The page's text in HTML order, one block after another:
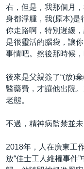
右，但是，我那個月
身都浮腫，我(原本)是
你走路啊，特別遲緩
是很靈活的腦袋，讓
事情吧。然後那時候
後來是父親簽了“(放)
醫藥費，才讓他出院
老態。
不過，精神病監禁並
2018年，人在廣東工
放“佳士工人維權事件